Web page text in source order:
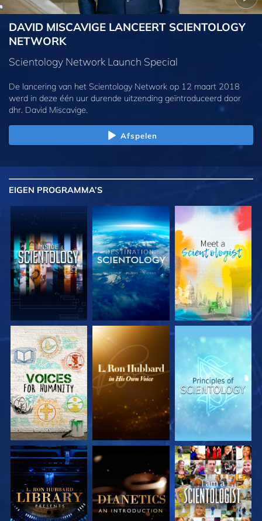
DAVID MISCAVIGE LANCEERT SCIENTOLOGY
NETWORK
Scientology Network Launch Special
De lancering van het Scientology Network op 12 maart 2018
werd in deze één uur durende uitzending geïntroduceerd door
dhr. David Miscavige.
Afspelen
EIGEN PROGRAMMA’S
VERKEN DE SERIE VERKEN DE SERIE VERKEN DE SERIE
VERKEN DE SERIE VERKEN DE SERIE KIJK